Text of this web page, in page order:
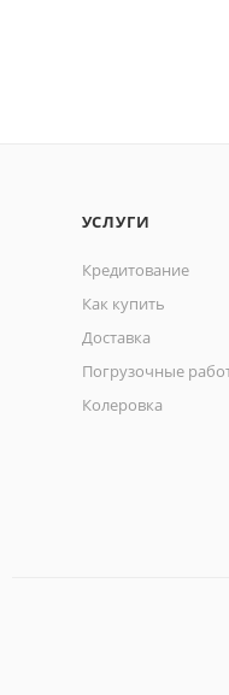
УСЛУГИ
Кредитование
Как купить
Доставка
Погрузочные
Колеровка